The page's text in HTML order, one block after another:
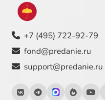
+7 (495) 722-92-79
fond@predanie.ru
support@predanie.ru